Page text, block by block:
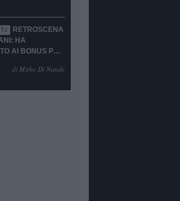
RETROSCENA
HA
AI BONUS PUR
di Mirko Di Natale